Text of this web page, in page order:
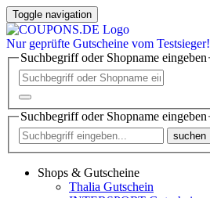
Toggle navigation
Nur geprüfte Gutscheine vom Testsieger!
Suchbegriff oder Shopname eingeben
Suchbegriff oder Shopname eingeben
suchen
Shops & Gutscheine
Thalia Gutschein